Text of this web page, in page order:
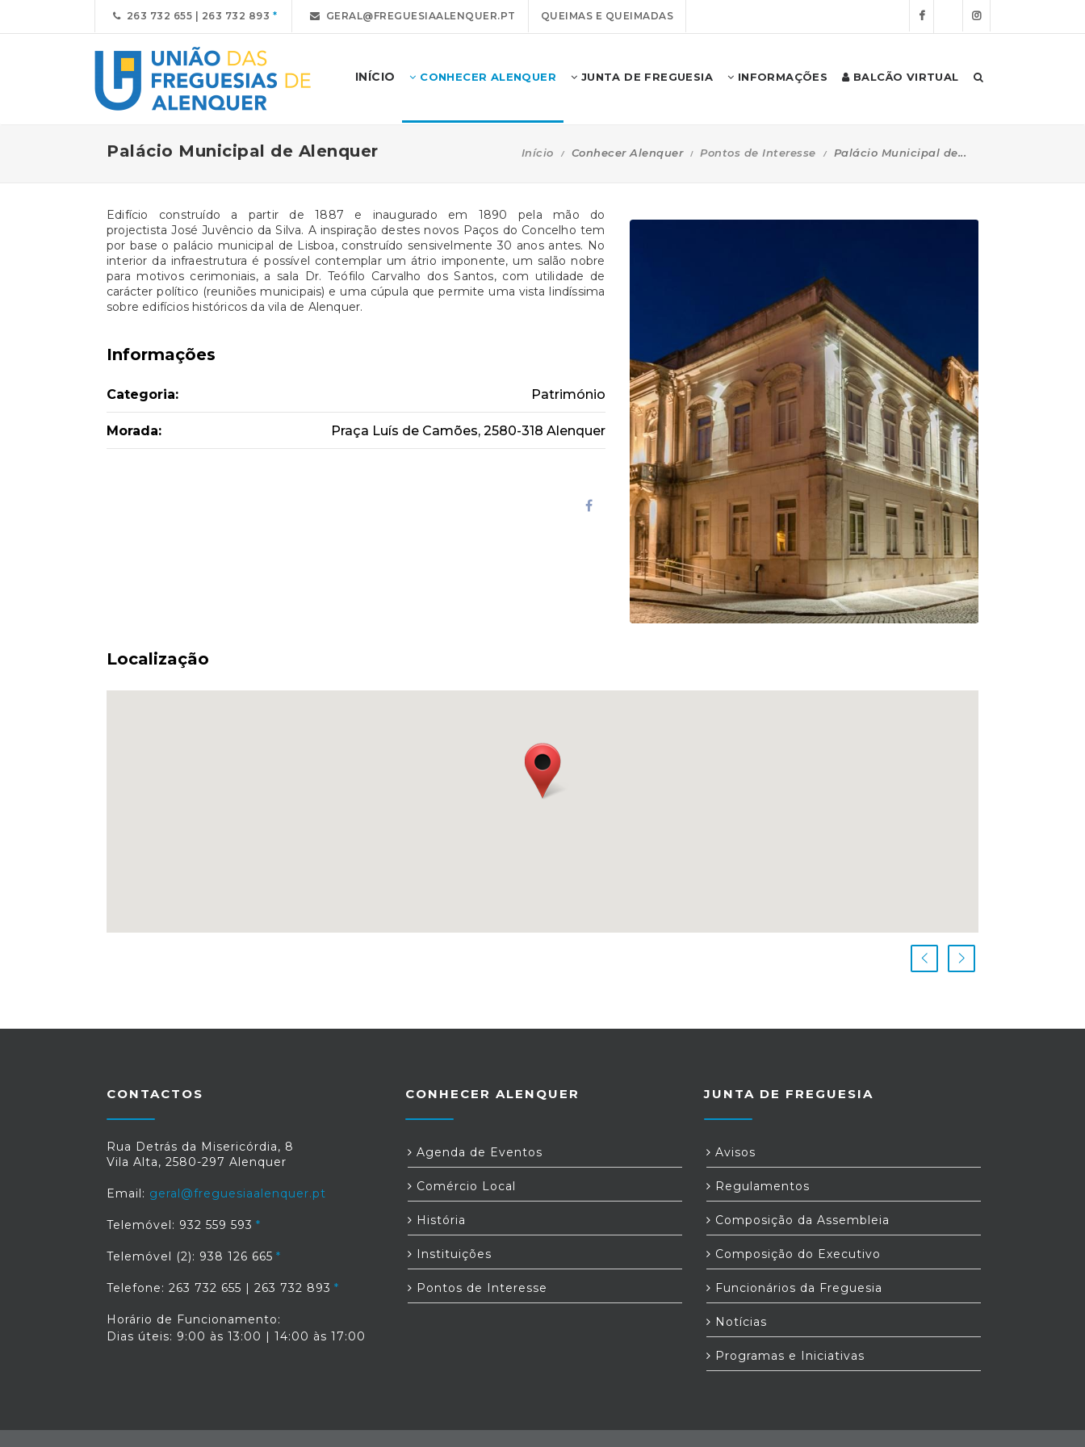
263 732 655 | 263 732 893 GERAL@FREGUESIAALENQUER.PT QUEIMAS E QUEIMADAS
INÍCIO CONHECER ALENQUER JUNTA DE FREGUESIA INFORMAÇÕES BALCÃO VIRTUAL
Palácio Municipal de Alenquer Início Conhecer Alenquer Pontos de Interesse Palácio Municipal de...
Edifício construído a partir de 1887 e inaugurado em 1890 pela mão do
projectista José Juvêncio da Silva. A inspiração destes novos Paços do Concelho tem
por base o palácio municipal de Lisboa, construído sensivelmente 30 anos antes. No
interior da infraestrutura é possível contemplar um átrio imponente, um salão nobre
para motivos cerimoniais, a sala Dr. Teófilo Carvalho dos Santos, com utilidade de
carácter político (reuniões municipais) e uma cúpula que permite uma vista lindíssima
sobre edifícios históricos da vila de Alenquer.
Informações
Categoria: Património
Morada: Praça Luís de Camões, 2580-318 Alenquer
Localização
CONTACTOS
Rua Detrás da Misericórdia, 8
Vila Alta, 2580-297 Alenquer
Email: geral@freguesiaalenquer.pt
Telemóvel: 932 559 593
Telemóvel (2): 938 126 665
Telefone: 263 732 655 | 263 732 893
Horário de Funcionamento:
Dias úteis: 9:00 às 13:00 | 14:00 às 17:00
CONHECER ALENQUER
Agenda de Eventos
Comércio Local
História
Instituições
Pontos de Interesse
JUNTA DE FREGUESIA
Avisos
Regulamentos
Composição da Assembleia
Composição do Executivo
Funcionários da Freguesia
Notícias
Programas e Iniciativas